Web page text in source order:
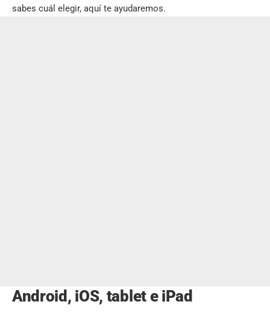
sabes cuál elegir, aquí te ayudaremos.
Android, iOS, tablet e iPad